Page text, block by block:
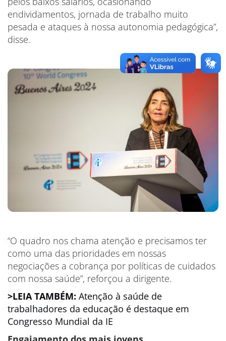
endividamentos, jornada de trabalho muito
pesada e ataques à nossa autonomia pedagógica”,
disse.
“O quadro nos chama atenção e precisamos ter
como uma das prioridades em nossas
negociações a cobrança por políticas de cuidados
com nossa saúde”, reforçou a dirigente.
>LEIA TAMBÉM: Atenção à saúde de
trabalhadores da educação é destaque em
Congresso Mundial da IE